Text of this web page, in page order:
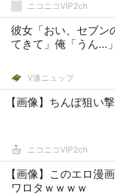
ニコニコVIP2ch
彼女「おい、セブン
てきて」俺「うん…」
V速ニュップ
【画像】ちんぽ狙い
ニコニコVIP2ch
【画像】このエロ漫
ワロタｗｗｗｗ